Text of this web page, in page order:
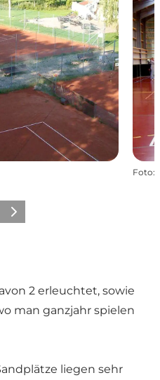
Foto:
Folie
Nächste Folie
2 erleuchtet, sowie
man ganzjahr spielen
liegen sehr